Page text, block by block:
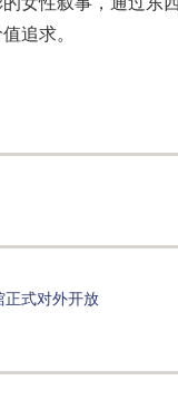
追求。
正式对外开放